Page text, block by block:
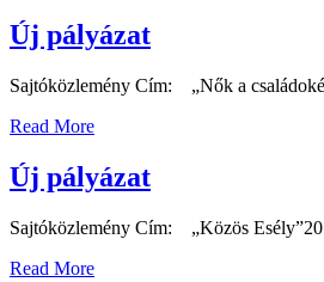
Új pályázat
Sajtóközlemény Cím: „Nők a
Read More
Új pályázat
Sajtóközlemény Cím: „Közös
Read More